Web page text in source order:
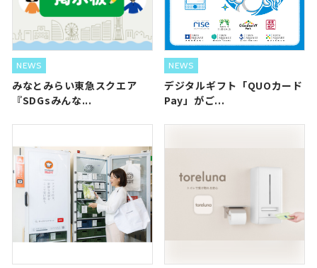
NEWS
みなとみらい東急スクエア
『SDGsみんな...
NEWS
デジタルギフト「QUOカード
Pay」がご...